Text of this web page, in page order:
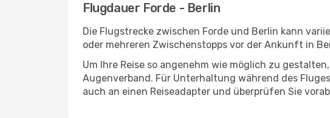
Flugdauer Forde - Berlin
Die Flugstrecke zwischen Forde und Berlin kann
oder mehreren Zwischenstopps vor der Ankunft in
Um Ihre Reise so angenehm wie möglich zu
Augenverband. Für Unterhaltung während des
auch an einen Reiseadapter und überprüfen Sie